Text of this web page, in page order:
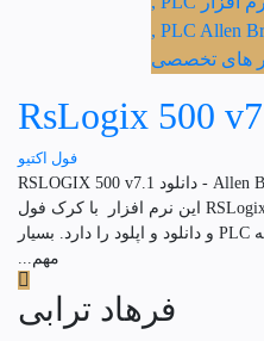
های تخصصی
فول اکتیو
نرم افزار PLC آلن بردلی-Allen Bradley - دانلود RSLOGIX 500 v7.1
RSLogix 500 RSLogix 500 Pro RSLinx Pro این نرم افزار با کرک فول
ارائه شده و قابلیت اتصال کامل به PLC و دانلود و اپلود را دارد. بسیار
مهم...
فرهاد ترابی